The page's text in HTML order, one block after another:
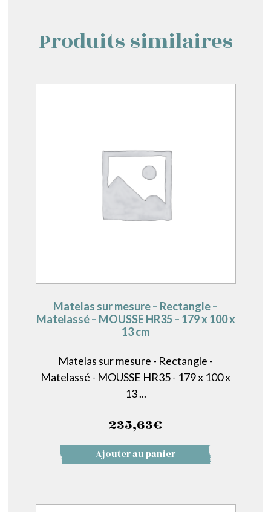
Produits similaires
Matelas sur mesure – Rectangle –
Matelassé – MOUSSE HR35 – 179 x 100 x
13 cm
Matelas sur mesure - Rectangle -
Matelassé - MOUSSE HR35 - 179 x 100 x
13 ...
235,63€
Ajouter au panier